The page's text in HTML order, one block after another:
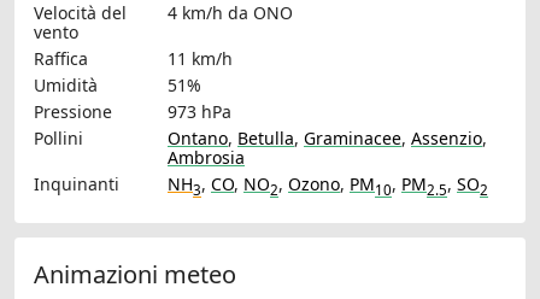
Velocità del
vento
4 km/h da ONO
Raffica
11 km/h
Umidità
51%
Pressione
973 hPa
Pollini
Ontano, Betulla, Graminacee, Assenzio,
Ambrosia
Inquinanti
NH3, CO, NO2, Ozono, PM10, PM2.5, SO2
Animazioni meteo